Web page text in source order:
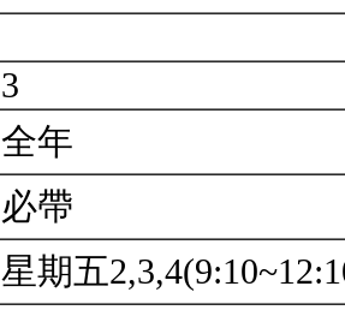
3
全年
必帶
星期五